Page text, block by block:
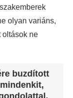
olyan variáns,
oltások ne
buzdított